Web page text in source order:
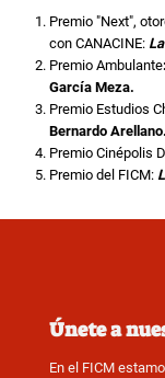
Premio "Next",
con CANACINE:
Premio Ambulante:
García Meza.
Premio Estudios
Bernardo Arellano.
Premio Cinépolis
Premio del FICM:
Únete a
En el FICM